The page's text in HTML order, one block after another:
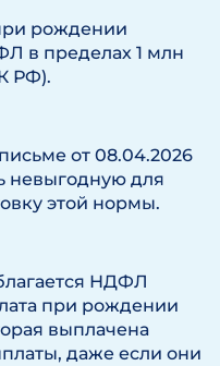
рождении
в пределах 1 млн
РФ).
от 08.04.2026
невыгодную для
этой нормы.
НДФЛ
при рождении
выплачена
даже если они